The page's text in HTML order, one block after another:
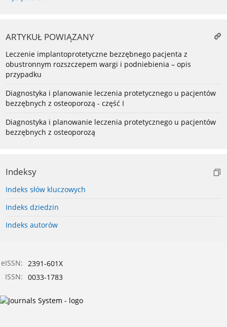
ARTYKUŁ POWIĄZANY
Leczenie implantoprotetyczne bezzębnego pacjenta z
obustronnym rozszczepem wargi i podniebienia – opis
przypadku
Diagnostyka i planowanie leczenia protetycznego u pacjentów
bezzębnych z osteoporozą - część I
Diagnostyka i planowanie leczenia protetycznego u pacjentów
bezzębnych z osteoporozą
Indeksy
Indeks słów kluczowych
Indeks dziedzin
Indeks autorów
eISSN: 2391-601X
ISSN: 0033-1783